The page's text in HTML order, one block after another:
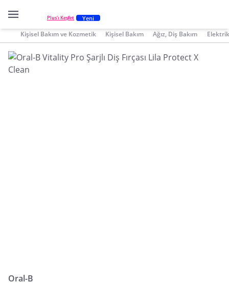
Plus'ı Keşfet Yeni
Kişisel Bakım ve Kozmetik Kişisel Bakım Ağız, Diş Bakım
Oral-B